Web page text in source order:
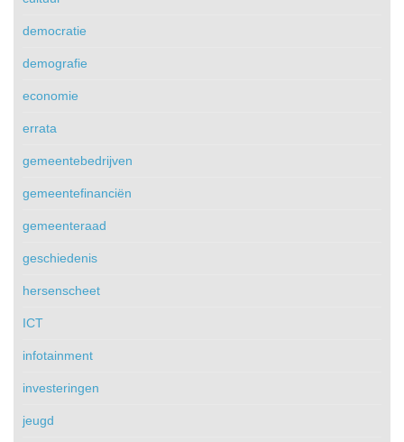
democratie
demografie
economie
errata
gemeentebedrijven
gemeentefinanciën
gemeenteraad
geschiedenis
hersenscheet
ICT
infotainment
investeringen
jeugd